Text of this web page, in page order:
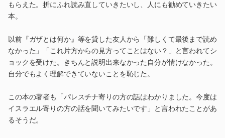
もらえた。折にふれ読み直していきたいし、人にも勧めていきたい
本。
以前『ガザとは何か』等を貸した友人から「難しくて最後まで読め
なかった」「これ片方からの見方ってことはない？」と言われてシ
ョックを受けた。きちんと説明出来なかった自分が情けなかった。
自分でもよく理解できていないことを恥じた。
この本の著者も「パレスチナ寄りの方の話はわかりました。今度は
イスラエル寄りの方の話を聞いてみたいです」と言われたことがあ
るそうだ。